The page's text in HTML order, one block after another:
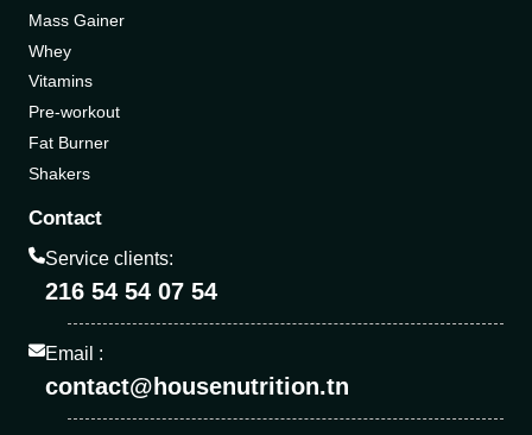
Mass Gainer
Whey
Vitamins
Pre-workout
Fat Burner
Shakers
Contact
Service clients:
216 54 54 07 54
Email :
contact@housenutrition.tn